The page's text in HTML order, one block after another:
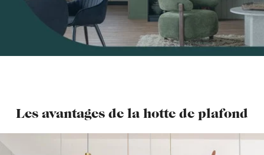
CETTE CUISINE
Les avantages de la hotte de plafond